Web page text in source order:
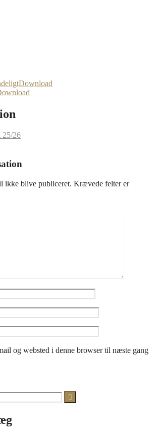
Download
25/26
ikke blive publiceret. Krævede felter er
og websted i denne browser til næste gang